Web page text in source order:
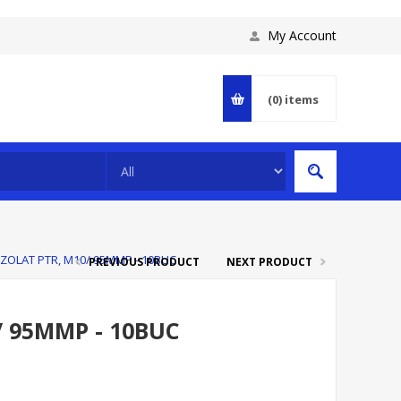
My Account
(0) items
PTR, M10/ 95MMP - 10BUC
PREVIOUS PRODUCT NEXT PRODUCT
95MMP - 10BUC